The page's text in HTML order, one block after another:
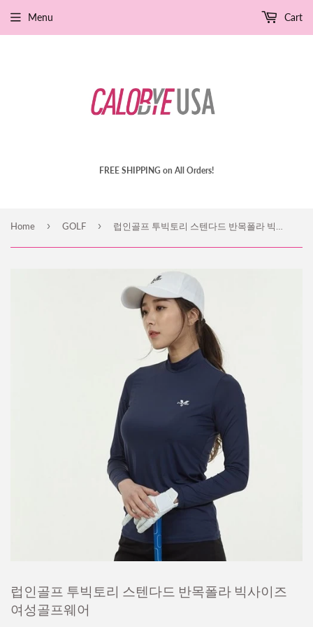
FREE SHIPPING on All Orders!
Menu Cart
Home › GOLF ›
럽인골프 투빅토리 스텐다드 반목폴라 빅사이즈
여성골프웨어